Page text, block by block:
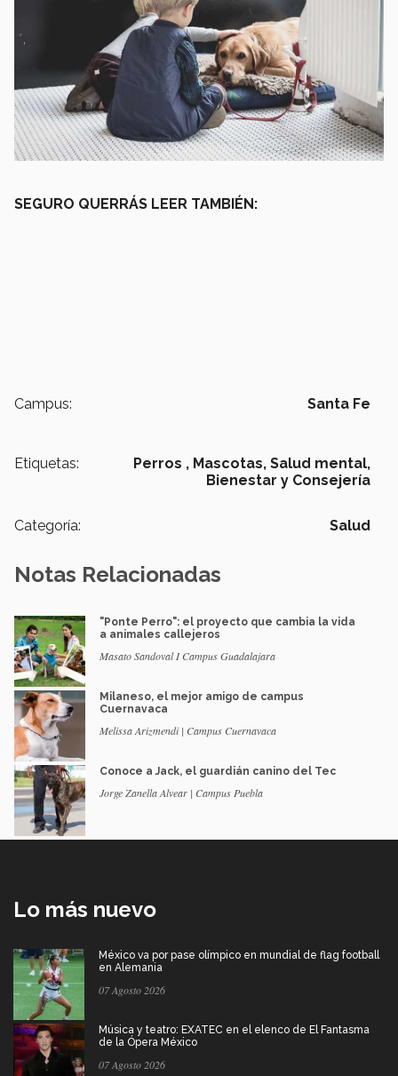
SEGURO QUERRÁS LEER TAMBIÉN:
Campus: Santa Fe
Etiquetas: Perros , Mascotas, Salud mental,
Bienestar y Consejería
Categoría: Salud
Notas Relacionadas
"Ponte Perro": el proyecto que cambia la vida
a animales callejeros
Masato Sandoval I Campus Guadalajara
Milaneso, el mejor amigo de campus
Cuernavaca
Melissa Arizmendi | Campus Cuernavaca
Conoce a Jack, el guardián canino del Tec
Jorge Zanella Alvear | Campus Puebla
Lo más nuevo
México va por pase olímpico en mundial de flag football
en Alemania
07 Agosto 2026
Música y teatro: EXATEC en el elenco de El Fantasma
de la Ópera México
07 Agosto 2026